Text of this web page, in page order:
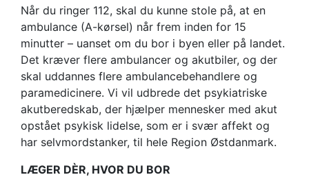
Når du ringer 112, skal du kunne stole på, at en
ambulance (A-kørsel) når frem inden for 15
minutter – uanset om du bor i byen eller på landet.
Det kræver flere ambulancer og akutbiler, og der
skal uddannes flere ambulancebehandlere og
paramedicinere. Vi vil udbrede det psykiatriske
akutberedskab, der hjælper mennesker med akut
opstået psykisk lidelse, som er i svær affekt og
har selvmordstanker, til hele Region Østdanmark.
LÆGER DÈR, HVOR DU BOR